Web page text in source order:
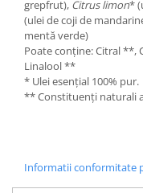
grepfrut), Citrus limon*
(ulei de coji de
mentă verde)
Poate conține: Citral
Linalool **
* Ulei esențial 100% pur.
** Constituenți naturali
Informatii conformitate